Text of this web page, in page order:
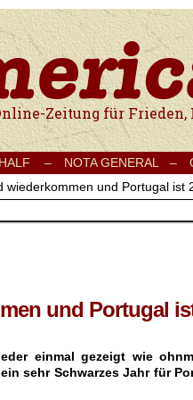
für Frieden, Humanismus,
– NOTA GENERAL –
wiederkommen und Portugal ist
und Portugal
einmal gezeigt wie
sehr Schwarzes Jahr für